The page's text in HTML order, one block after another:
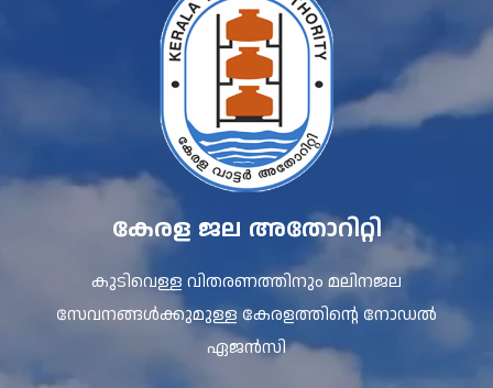
കേരള ജല അതോറിറ്റി
കുടിവെള്ള വിതരണത്തിനും മലിനജല
സേവനങ്ങൾക്കുമുള്ള കേരളത്തിന്റെ നോഡൽ
ഏജൻസി